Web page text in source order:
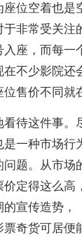
位空着也是
非常受关注
入座，而每一
不少影院还
售价不同就
待这件事。
一种市场行
题。从市场
定得这么高
的宣传造势，
奇货可居便